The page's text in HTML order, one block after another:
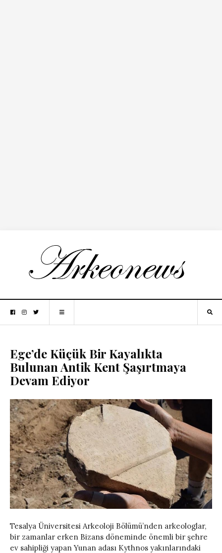
Ege’de Küçük Bir Kayalıkta
Bulunan Antik Kent Şaşırtmaya
Devam Ediyor
Tesalya Üniversitesi Arkeoloji Bölümü’nden arkeologlar,
bir zamanlar erken Bizans döneminde önemli bir şehre
ev sahipliği yapan Yunan adası Kythnos yakınlarındaki